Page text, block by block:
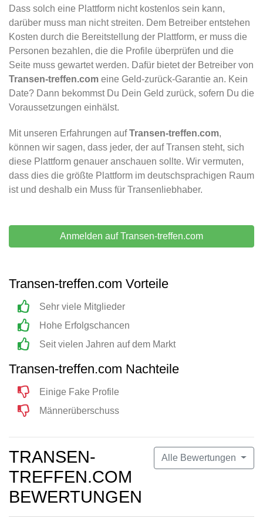
Dass solch eine Plattform nicht kostenlos sein kann,
darüber muss man nicht streiten. Dem Betreiber entstehen
Kosten durch die Bereitstellung der Plattform, er muss die
Personen bezahlen, die die Profile überprüfen und die
Seite muss gewartet werden. Dafür bietet der Betreiber von
Transen-treffen.com eine Geld-zurück-Garantie an. Kein
Date? Dann bekommst Du Dein Geld zurück, sofern Du die
Voraussetzungen einhälst.
Mit unseren Erfahrungen aufTransen-treffen.com,
können wir sagen, dass jeder, der auf Transen steht, sich
diese Plattform genauer anschauen sollte. Wir vermuten,
dass dies die größte Plattform im deutschsprachigen Raum
ist und deshalb ein Muss für Transenliebhaber.
Anmelden auf Transen-treffen.com
Transen-treffen.com Vorteile
Sehr viele Mitglieder
Hohe Erfolgschancen
Seit vielen Jahren auf dem Markt
Transen-treffen.com Nachteile
Einige Fake Profile
Männerüberschuss
Alle Bewertungen
TRANSEN-
TREFFEN.COM
BEWERTUNGEN